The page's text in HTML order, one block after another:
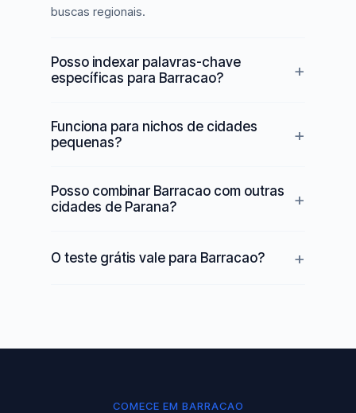
buscas regionais.
Posso indexar palavras-chave
específicas para Barracao?
Funciona para nichos de cidades
pequenas?
Posso combinar Barracao com outras
cidades de Parana?
O teste grátis vale para Barracao?
COMECE EM BARRACAO